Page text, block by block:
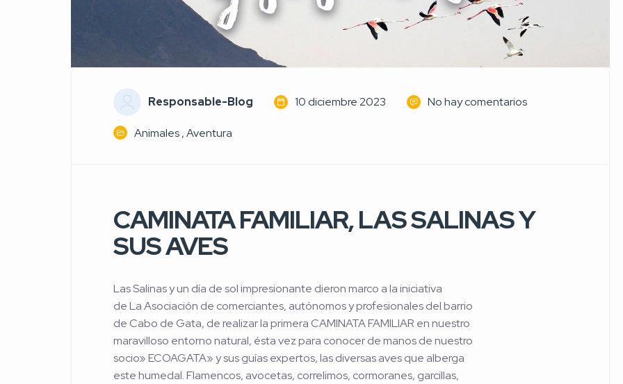
Responsable-Blog 10 diciembre 2023 No hay comentarios
Animales Aventura
CAMINATA FAMILIAR, LAS SALINAS Y
SUS AVES
Las Salinas y un día de sol impresionante dieron marco a la iniciativa
de La Asociación de comerciantes, autónomos y profesionales del barrio
de Cabo de Gata, de realizar la primera CAMINATA FAMILIAR en nuestro
maravilloso entorno natural, ésta vez para conocer de manos de nuestro
socio» ECOAGATA» y sus guías expertos, las diversas aves que alberga
este humedal. Flamencos, avocetas, correlimos, cormoranes, garcillas,